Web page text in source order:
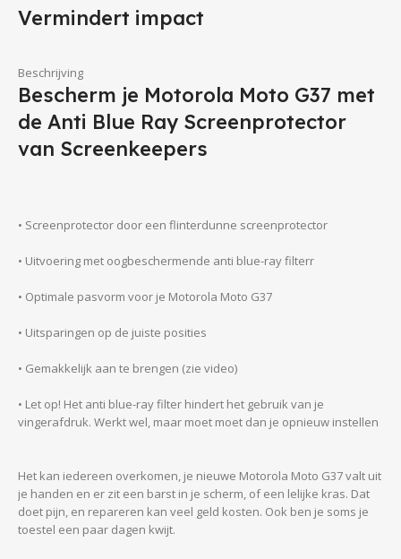
Vermindert impact
Beschrijving
Bescherm je Motorola Moto G37 met
de Anti Blue Ray Screenprotector
van Screenkeepers
• Screenprotector door een flinterdunne screenprotector
• Uitvoering met oogbeschermende anti blue-ray filterr
• Optimale pasvorm voor je Motorola Moto G37
• Uitsparingen op de juiste posities
• Gemakkelijk aan te brengen (zie video)
• Let op! Het anti blue-ray filter hindert het gebruik van je
vingerafdruk. Werkt wel, maar moet moet dan je opnieuw instellen
Het kan iedereen overkomen, je nieuwe Motorola Moto G37 valt uit
je handen en er zit een barst in je scherm, of een lelijke kras. Dat
doet pijn, en repareren kan veel geld kosten. Ook ben je soms je
toestel een paar dagen kwijt.